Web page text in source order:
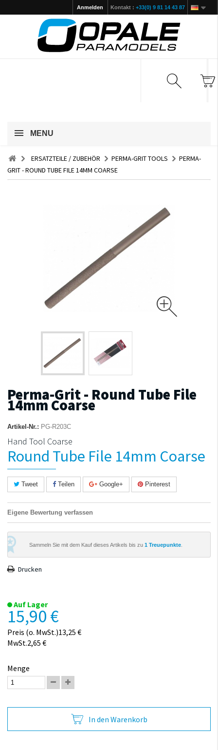
Kontakt : +33(0) 9 81 14 43 87
Anmelden
MENU
ERSATZTEILE / ZUBEHÖR PERMA-GRIT TOOLS
PERMA-
GRIT - ROUND TUBE FILE 14MM COARSE
Perma-Grit - Round Tube File
14mm Coarse
Artikel-Nr.: PG-R203C
Hand Tool Coarse
Round Tube File 14mm Coarse
Tweet Teilen Google+ Pinterest
Eigene Bewertung verfassen
Sammeln Sie mit dem Kauf dieses Artikels bis zu 1 Treuepunkte
Drucken
Auf Lager
15,90 €
Preis (o. MwSt.)13,25 €
MwSt.2,65 €
Menge
In den Warenkorb